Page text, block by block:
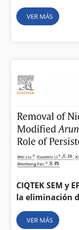
VER MÁS
CIQTEK SEM y
la eliminación
VER MÁS